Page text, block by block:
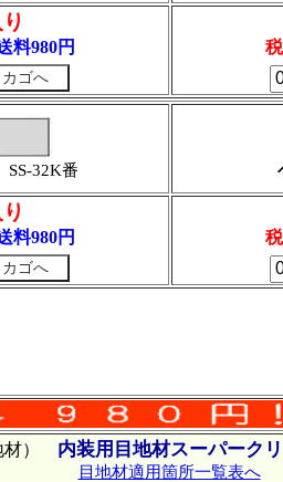
材） 内装用目地材スーパーク
目地材適用箇所一覧表へ
料980円
SS-32K番
料980円